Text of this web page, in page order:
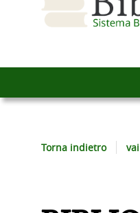
Torna indietro